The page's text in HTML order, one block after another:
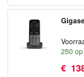
250
€